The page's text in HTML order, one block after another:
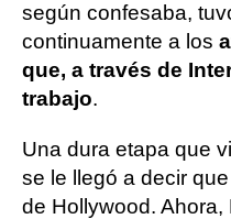
según confesaba,
continuamente a los
que, a través de
trabajo.
Una dura etapa que
se le llegó a decir
de Hollywood.